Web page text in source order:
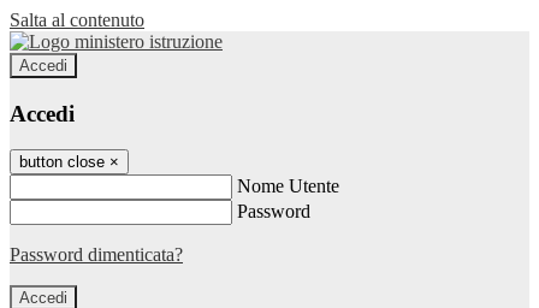
Salta al contenuto
Accedi
Accedi
button close ×
Nome Utente
Password
Password dimenticata?